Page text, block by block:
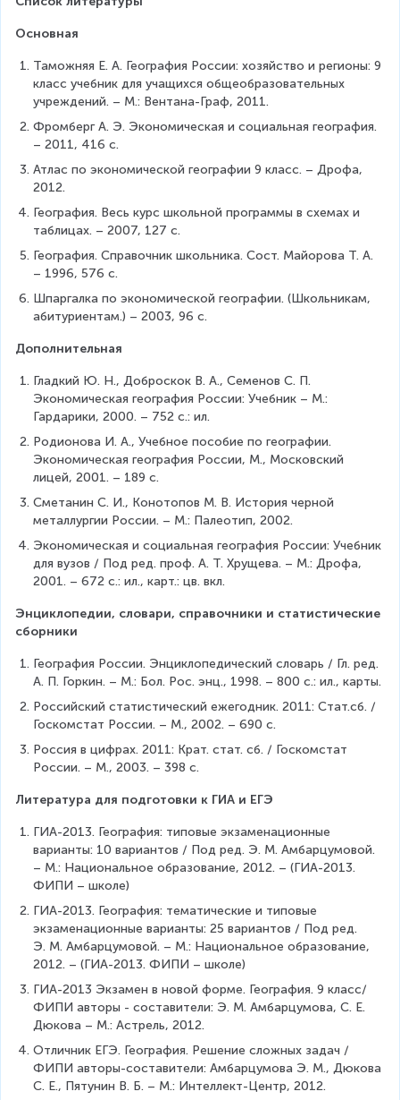
Основная
Таможняя Е. А. География России: хозяйство и регионы: 9
класс учебник для учащихся общеобразовательных
учреждений. – М.: Вентана-Граф, 2011.
Фромберг А. Э. Экономическая и социальная география.
– 2011, 416 с.
Атлас по экономической географии 9 класс. – Дрофа,
2012.
География. Весь курс школьной программы в схемах и
таблицах. – 2007, 127 с.
География. Справочник школьника. Сост. Майорова Т. А.
– 1996, 576 с.
Шпаргалка по экономической географии. (Школьникам,
абитуриентам.) – 2003, 96 с.
Дополнительная
Гладкий Ю. Н., Доброскок В. А., Семенов С. П.
Экономическая география России: Учебник – М.:
Гардарики, 2000. – 752 с.: ил.
Родионова И. А., Учебное пособие по географии.
Экономическая география России, М., Московский
лицей, 2001. – 189 с.
Сметанин С. И., Конотопов М. В. История черной
металлургии России. – М.: Палеотип, 2002.
Экономическая и социальная география России: Учебник
для вузов / Под ред. проф. А. Т. Хрущева. – М.: Дрофа,
2001. – 672 с.: ил., карт.: цв. вкл.
Энциклопедии, словари, справочники и статистические
сборники
География России. Энциклопедический словарь / Гл. ред.
А. П. Горкин. – М.: Бол. Рос. энц., 1998. – 800 с.: ил., карты.
Российский статистический ежегодник. 2011: Стат.сб. /
Госкомстат России. – М., 2002. – 690 с.
Россия в цифрах. 2011: Крат. стат. сб. / Госкомстат
России. – М., 2003. – 398 с.
Литература для подготовки к ГИА и ЕГЭ
ГИА-2013. География: типовые экзаменационные
варианты: 10 вариантов / Под ред. Э. М. Амбарцумовой.
– М.: Национальное образование, 2012. – (ГИА-2013.
ФИПИ – школе)
ГИА-2013. География: тематические и типовые
экзаменационные варианты: 25 вариантов / Под ред.
Э. М. Амбарцумовой. – М.: Национальное образование,
2012. – (ГИА-2013. ФИПИ – школе)
ГИА-2013 Экзамен в новой форме. География. 9 класс/
ФИПИ авторы - составители: Э. М. Амбарцумова, С. Е.
Дюкова – М.: Астрель, 2012.
Отличник ЕГЭ. География. Решение сложных задач /
ФИПИ авторы-составители: Амбарцумова Э. М., Дюкова
С. Е., Пятунин В. Б. – М.: Интеллект-Центр, 2012.